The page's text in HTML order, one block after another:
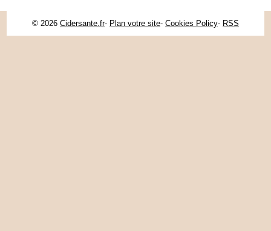
© 2026 Cidersante.fr- Plan votre site- Cookies Policy- RSS